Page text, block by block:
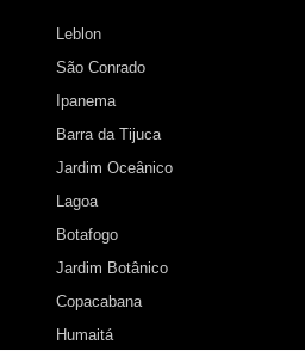
Leblon
São Conrado
Ipanema
Barra da Tijuca
Jardim Oceânico
Lagoa
Botafogo
Jardim Botânico
Copacabana
Humaitá